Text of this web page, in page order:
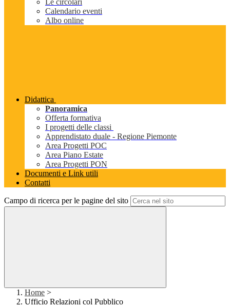
Le circolari
Calendario eventi
Albo online
Didattica
Panoramica
Offerta formativa
I progetti delle classi
Apprendistato duale - Regione Piemonte
Area Progetti POC
Area Piano Estate
Area Progetti PON
Documenti e Link utili
Contatti
Campo di ricerca per le pagine del sito
Home >
Ufficio Relazioni col Pubblico